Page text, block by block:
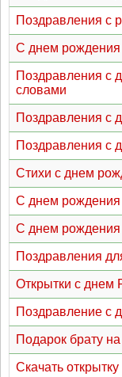
Поздравления с
С днем
Поздравления с
словами
Поздравления с
Поздравления с
Стихи с днем
С днем рождения
С днем рождения
Поздравления
Открытки с днем
Поздравление с
Подарок брату
Скачать